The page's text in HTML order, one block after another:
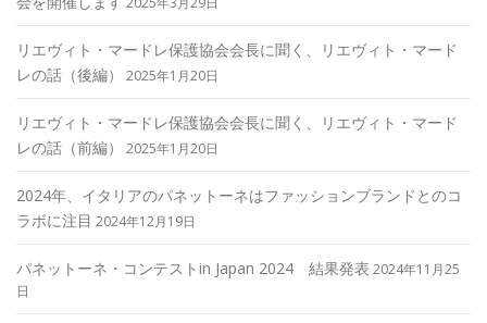
リエヴィト・マードレ保護協会会長に聞く、リエヴィト・マード
レの話（後編）
2025年1月20日
リエヴィト・マードレ保護協会会長に聞く、リエヴィト・マード
レの話（前編）
2025年1月20日
2024年、イタリアのパネットーネはファッションブランドとのコ
ラボに注目 2024年12月19日
パネットーネ・コンテストin Japan 2024 結果発表 2024年11月25
日